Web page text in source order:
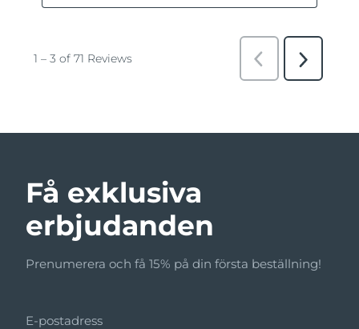
Få exklusiva
erbjudanden
Prenumerera och få 15% på din första beställning!
E-postadress